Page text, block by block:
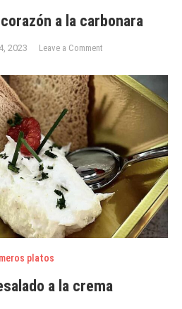
corazón a la carbonara
2023 Leave a Comment
de
corazón
a
la
carbonara
platos
a la crema